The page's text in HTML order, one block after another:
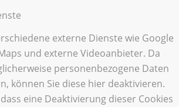
externe Dienste wie Google
und externe Videoanbieter. Da
personenbezogene Daten
können Sie diese hier deaktivieren.
eine Deaktivierung dieser Cookies